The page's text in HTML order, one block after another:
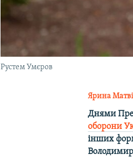
Рустем Умєров
Ярина
Днями
оборони
інших